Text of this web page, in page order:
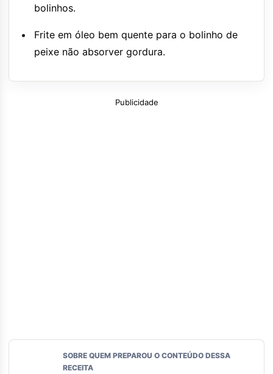
bolinhos.
Frite em óleo bem quente para o bolinho de
peixe não absorver gordura.
Publicidade
SOBRE QUEM PREPAROU O CONTEÚDO DESSA
RECEITA